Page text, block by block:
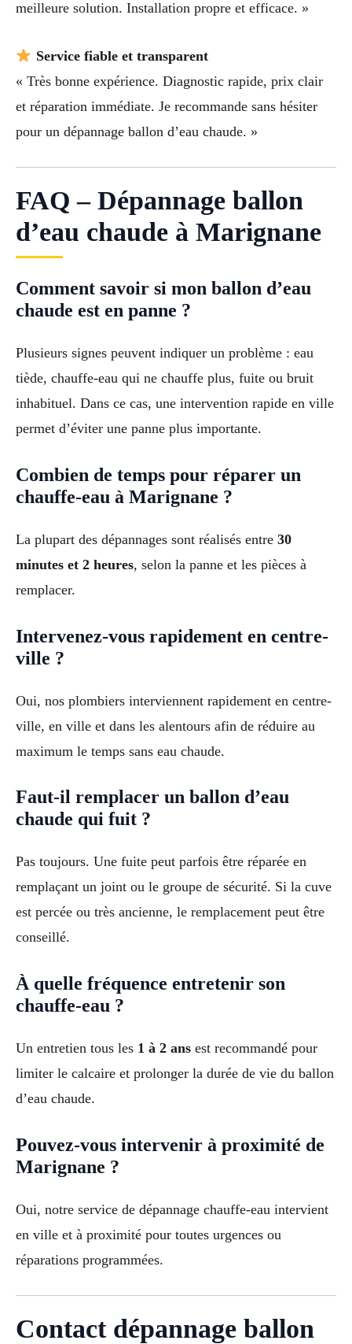
meilleure solution. Installation propre et efficace. »
Service fiable et transparent
« Très bonne expérience. Diagnostic rapide, prix clair
et réparation immédiate. Je recommande sans hésiter
pour un dépannage ballon d’eau chaude. »
FAQ – Dépannage ballon
d’eau chaude à Marignane
Comment savoir si mon ballon d’eau
chaude est en panne ?
Plusieurs signes peuvent indiquer un problème : eau
tiède, chauffe-eau qui ne chauffe plus, fuite ou bruit
inhabituel. Dans ce cas, une intervention rapide en ville
permet d’éviter une panne plus importante.
Combien de temps pour réparer un
chauffe-eau à Marignane ?
La plupart des dépannages sont réalisés entre 30
minutes et 2 heures, selon la panne et les pièces à
remplacer.
Intervenez-vous rapidement en centre-
ville ?
Oui, nos plombiers interviennent rapidement en centre-
ville, en ville et dans les alentours afin de réduire au
maximum le temps sans eau chaude.
Faut-il remplacer un ballon d’eau
chaude qui fuit ?
Pas toujours. Une fuite peut parfois être réparée en
remplaçant un joint ou le groupe de sécurité. Si la cuve
est percée ou très ancienne, le remplacement peut être
conseillé.
À quelle fréquence entretenir son
chauffe-eau ?
Un entretien tous les 1 à 2 ans est recommandé pour
limiter le calcaire et prolonger la durée de vie du ballon
d’eau chaude.
Pouvez-vous intervenir à proximité de
Marignane ?
Oui, notre service de dépannage chauffe-eau intervient
en ville et à proximité pour toutes urgences ou
réparations programmées.
Contact dépannage ballon